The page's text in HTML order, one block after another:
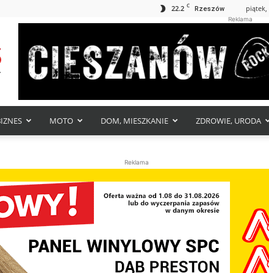
22.2 C Rzeszów piątek,
Reklama
MOTO DOM, MIESZKANIE ZDROWIE, URODA
Reklama